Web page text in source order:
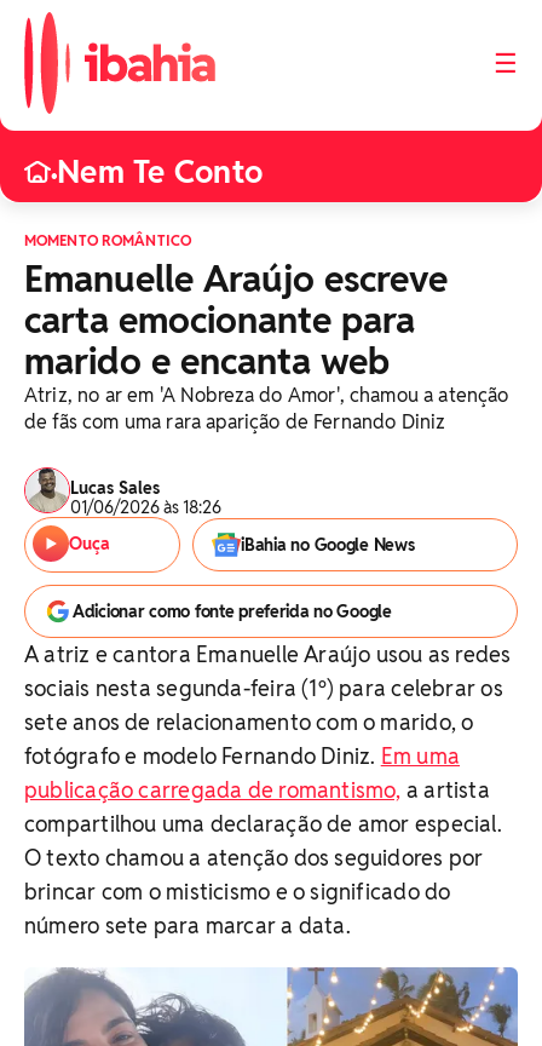
☰
•Nem Te Conto
MOMENTO ROMÂNTICO
Emanuelle Araújo escreve
carta emocionante para
marido e encanta web
Atriz, no ar em 'A Nobreza do Amor', chamou a atenção
de fãs com uma rara aparição de Fernando Diniz
Lucas Sales
01/06/2026 às 18:26
Ouça
iBahia no Google News
Adicionar como fonte preferida no Google
A atriz e cantora Emanuelle Araújo usou as redes
sociais nesta segunda-feira (1º) para celebrar os
sete anos de relacionamento com o marido, o
fotógrafo e modelo Fernando Diniz. Em uma
publicação carregada de romantismo, a artista
compartilhou uma declaração de amor especial.
O texto chamou a atenção dos seguidores por
brincar com o misticismo e o significado do
número sete para marcar a data.